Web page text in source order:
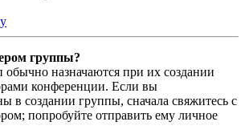
группы?
назначаются при их создании
конференции. Если вы
в создании группы, сначала свяжитесь с
попробуйте отправить ему личное